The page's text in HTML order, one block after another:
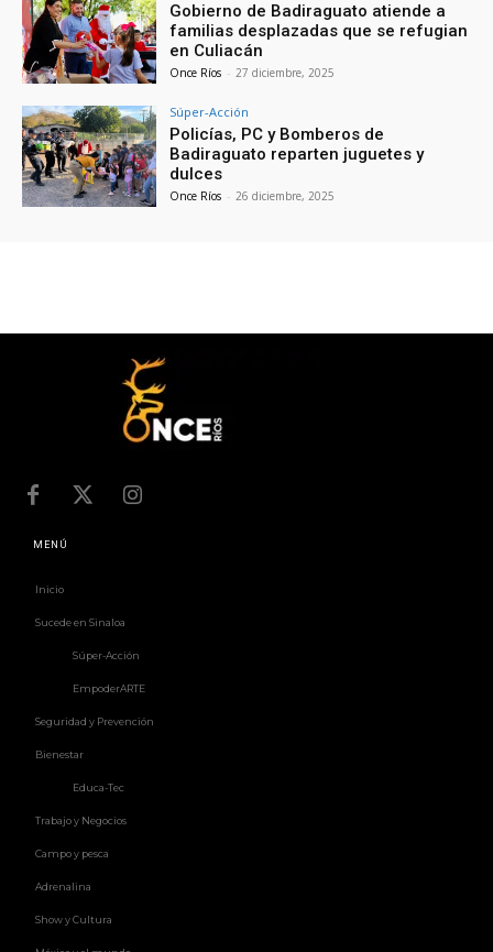
Gobierno de Badiraguato atiende a
familias desplazadas que se refugian
en Culiacán
Once Ríos - 27 diciembre, 2025
Súper-Acción
Policías, PC y Bomberos de
Badiraguato reparten juguetes y
dulces
Once Ríos - 26 diciembre, 2025
MENÚ
Inicio
Sucede en Sinaloa
Súper-Acción
EmpoderARTE
Seguridad y Prevención
Bienestar
Educa-Tec
Trabajo y Negocios
Campo y pesca
Adrenalina
Show y Cultura